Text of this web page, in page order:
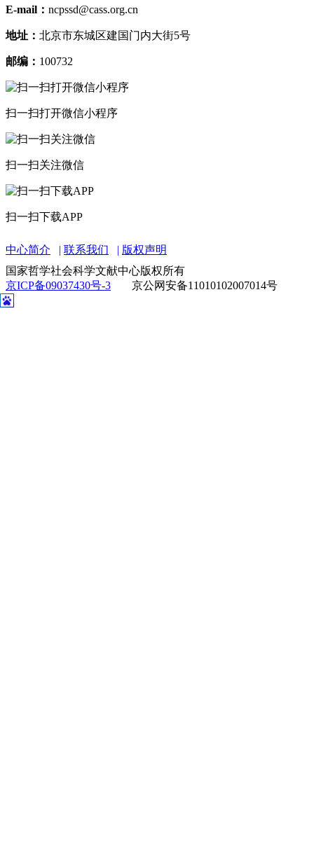
E-mail： ncpssd@cass.org.cn
地址： 北京市东城区建国门内大街5号
邮编： 100732
扫一扫打开微信小程序
扫一扫关注微信
扫一扫下载APP
中心简介 联系我们
版权声明
国家哲学社会科学文献中心版权所有
京ICP备09037430号-3
京公网安备11010102007014号